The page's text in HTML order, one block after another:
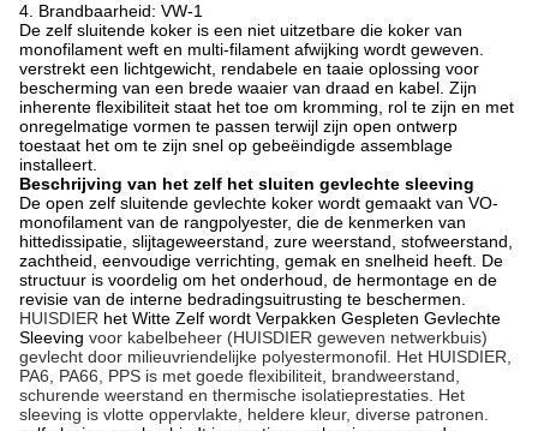
4. Brandbaarheid: VW-1
De zelf sluitende koker is een niet uitzetbare die koker van
monofilament weft en multi-filament afwijking wordt geweven.
verstrekt een lichtgewicht, rendabele en taaie oplossing voor
bescherming van een brede waaier van draad en kabel. Zijn
inherente flexibiliteit staat het toe om kromming, rol te zijn en met
onregelmatige vormen te passen terwijl zijn open ontwerp
toestaat het om te zijn snel op gebeëindigde assemblage
installeert.
Beschrijving van het zelf het sluiten gevlechte sleeving
De open zelf sluitende gevlechte koker wordt gemaakt van VO-
monofilament van de rangpolyester, die de kenmerken van
hittedissipatie, slijtageweerstand, zure weerstand, stofweerstand,
zachtheid, eenvoudige verrichting, gemak en snelheid heeft. De
structuur is voordelig om het onderhoud, de hermontage en de
revisie van de interne bedradingsuitrusting te beschermen.
HUISDIER het Witte Zelf wordt Verpakken Gespleten Gevlechte
Sleeving voor kabelbeheer (HUISDIER geweven netwerkbuis)
gevlecht door milieuvriendelijke polyestermonofil. Het HUISDIER,
PA6, PA66, PPS is met goede flexibiliteit, brandweerstand,
schurende weerstand en thermische isolatieprestaties. Het
sleeving is vlotte oppervlakte, heldere kleur, diverse patronen.